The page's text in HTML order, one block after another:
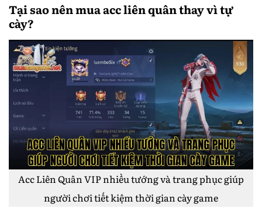
Tại sao nên mua acc liên quân thay vì tự
cày?
Acc Liên Quân VIP nhiều tướng và trang phục giúp
người chơi tiết kiệm thời gian cày game